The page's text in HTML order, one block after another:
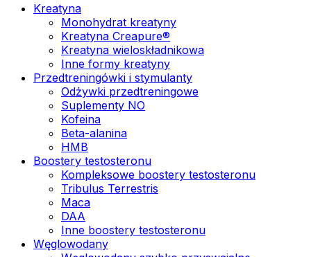
Kreatyna
Monohydrat kreatyny
Kreatyna Creapure®
Kreatyna wieloskładnikowa
Inne formy kreatyny
Przedtreningówki i stymulanty
Odżywki przedtreningowe
Suplementy NO
Kofeina
Beta-alanina
HMB
Boostery testosteronu
Kompleksowe boostery testosteronu
Tribulus Terrestris
Maca
DAA
Inne boostery testosteronu
Węglowodany